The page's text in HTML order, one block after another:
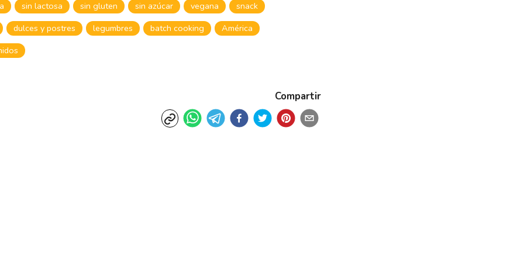
sin lactosa sin gluten sin azúcar vegana
snack
dulces y postres legumbres batch cooking
América
Compartir